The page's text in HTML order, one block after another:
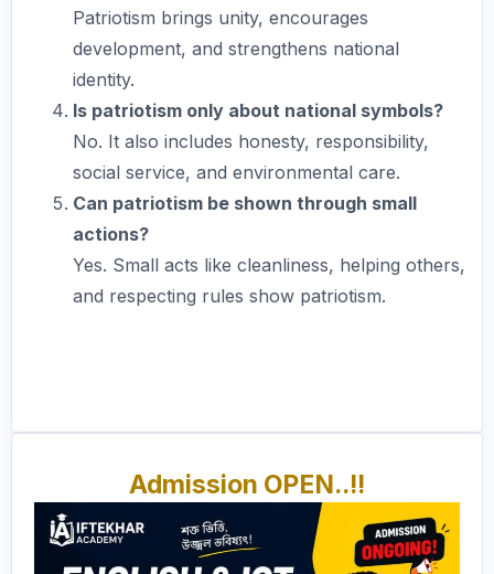
Patriotism brings unity, encourages
development, and strengthens national
identity.
Is patriotism only about national symbols?
No. It also includes honesty, responsibility,
social service, and environmental care.
Can patriotism be shown through small
actions?
Yes. Small acts like cleanliness, helping others,
and respecting rules show patriotism.
Admission OPEN..!!